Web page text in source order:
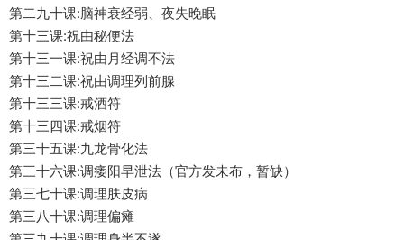
第二九十‬课:脑神衰经‬弱、夜失晚‬眠
第十三‬课:祝由秘便‬法
第十三‬一课:祝由月经调不‬法
第十三‬二课:祝由调理列前‬腺
第十三‬三课:戒酒符
第十三‬四课:戒烟符
第三十五课:九龙骨化‬法
第三十六课:调痿阳‬早泄法（官方发未‬布，暂缺）
第三七十‬课:调理肤皮‬病
第三八十‬课:调理偏瘫